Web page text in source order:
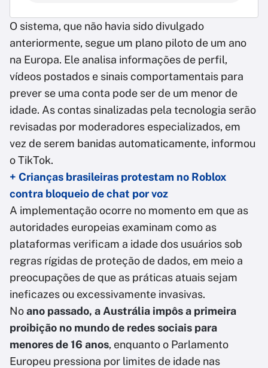
O sistema, que não havia sido divulgado
anteriormente, segue um plano piloto de um ano
na Europa. Ele analisa informações de perfil,
vídeos postados e sinais comportamentais para
prever se uma conta pode ser de um menor de
idade. As contas sinalizadas pela tecnologia serão
revisadas por moderadores especializados, em
vez de serem banidas automaticamente, informou
o TikTok.
+ Crianças brasileiras protestam no Roblox
contra bloqueio de chat por voz
A implementação ocorre no momento em que as
autoridades europeias examinam como as
plataformas verificam a idade dos usuários sob
regras rígidas de proteção de dados, em meio a
preocupações de que as práticas atuais sejam
ineficazes ou excessivamente invasivas.
Noano passado, a Austrália impôs a primeira
proibição no mundo de redes sociais para
menores de 16 anos, enquanto o Parlamento
Europeu pressiona por limites de idade nas